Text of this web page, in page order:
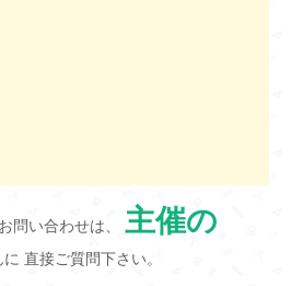
問い合わせは、 主催の
に 直接ご質問下さい。